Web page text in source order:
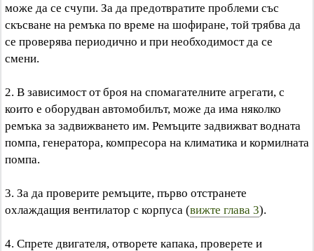
може да се счупи. За да предотвратите проблеми със
скъсване на ремъка по време на шофиране, той трябва да
се проверява периодично и при необходимост да се
смени.
2. В зависимост от броя на спомагателните агрегати, с
които е оборудван автомобилът, може да има няколко
ремъка за задвижването им. Ремъците задвижват водната
помпа, генератора, компресора на климатика и кормилната
помпа.
3. За да проверите ремъците, първо отстранете
охлаждащия вентилатор с корпуса (вижте глава 3).
4. Спрете двигателя, отворете капака, проверете и